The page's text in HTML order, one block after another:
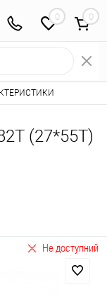
0
• Серцевини
(27*55T)
Не доступний